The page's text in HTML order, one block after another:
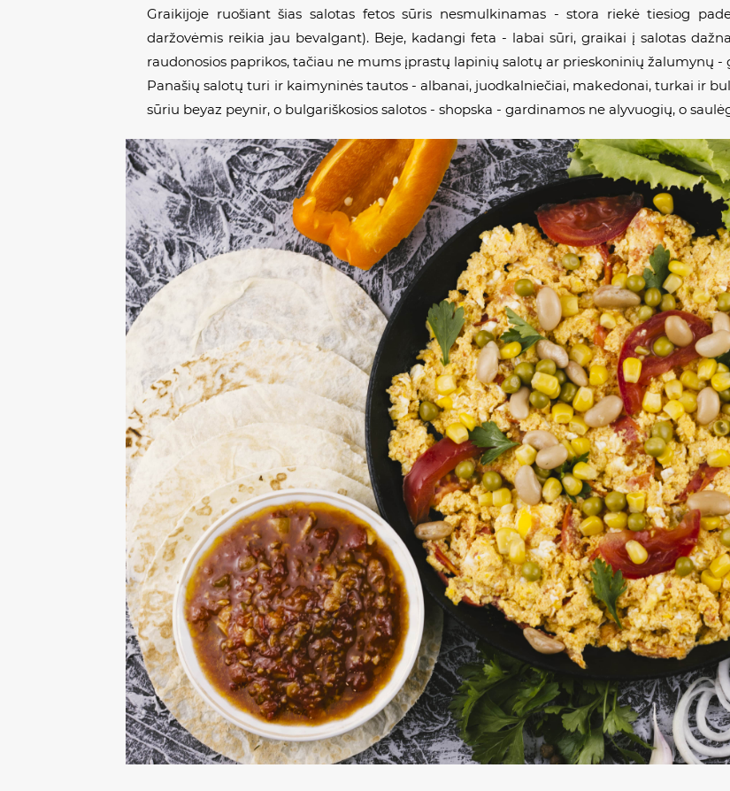
Graikijoje ruošiant šias salotas fetos sūris nesmulkinamas - stora riekė tiesiog
daržovėmis reikia jau bevalgant). Beje, kadangi feta - labai sūri, graikai į salotas
raudonosios paprikos, tačiau ne mums įprastų lapinių salotų ar prieskoninių žalumynų -
Panašių salotų turi ir kaimyninės tautos - albanai, juodkalniečiai, makedonai, turkai ir
sūriu beyaz peynir, o bulgariškosios salotos - shopska - gardinamos ne alyvuogių, o